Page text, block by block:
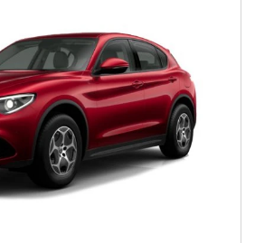
VEDI